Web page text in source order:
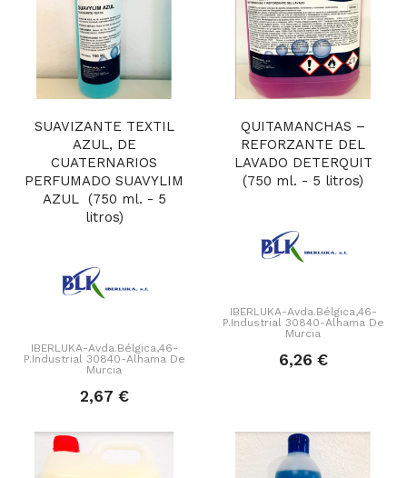
SUAVIZANTE TEXTIL
AZUL, DE
CUATERNARIOS
PERFUMADO SUAVYLIM
AZUL (750 ml. - 5
litros)
IBERLUKA-Avda.Bélgica,46-
P.Industrial 30840-Alhama De
Murcia
2,67 €
QUITAMANCHAS –
REFORZANTE DEL
LAVADO DETERQUIT
(750 ml. - 5 litros)
IBERLUKA-Avda.Bélgica,46-
P.Industrial 30840-Alhama De
Murcia
6,26 €